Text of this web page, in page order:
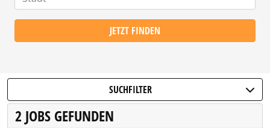
JETZT FINDEN
SUCHFILTER
2 JOBS GEFUNDEN